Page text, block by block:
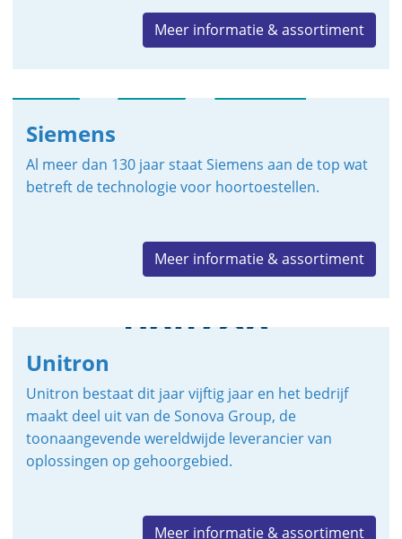
Meer informatie & assortiment
Siemens
Al meer dan 130 jaar staat Siemens aan de top wat
betreft de technologie voor hoortoestellen.
Meer informatie & assortiment
Unitron
Unitron bestaat dit jaar vijftig jaar en het bedrijf
maakt deel uit van de Sonova Group, de
toonaangevende wereldwijde leverancier van
oplossingen op gehoorgebied.
Meer informatie & assortiment